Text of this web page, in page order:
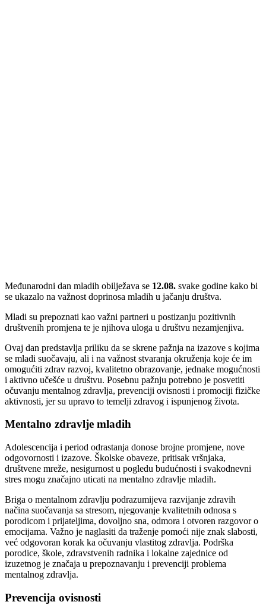
Međunarodni dan mladih obilježava se 12.08. svake godine kako bi
se ukazalo na važnost doprinosa mladih u jačanju društva.
Mladi su prepoznati kao važni partneri u postizanju pozitivnih
društvenih promjena te je njihova uloga u društvu nezamjenjiva.
Ovaj dan predstavlja priliku da se skrene pažnja na izazove s kojima
se mladi suočavaju, ali i na važnost stvaranja okruženja koje će im
omogućiti zdrav razvoj, kvalitetno obrazovanje, jednake mogućnosti
i aktivno učešće u društvu. Posebnu pažnju potrebno je posvetiti
očuvanju mentalnog zdravlja, prevenciji ovisnosti i promociji fizičke
aktivnosti, jer su upravo to temelji zdravog i ispunjenog života.
Mentalno zdravlje mladih
Adolescencija i period odrastanja donose brojne promjene, nove
odgovornosti i izazove. Školske obaveze, pritisak vršnjaka,
društvene mreže, nesigurnost u pogledu budućnosti i svakodnevni
stres mogu značajno uticati na mentalno zdravlje mladih.
Briga o mentalnom zdravlju podrazumijeva razvijanje zdravih
načina suočavanja sa stresom, njegovanje kvalitetnih odnosa s
porodicom i prijateljima, dovoljno sna, odmora i otvoren razgovor o
emocijama. Važno je naglasiti da traženje pomoći nije znak slabosti,
već odgovoran korak ka očuvanju vlastitog zdravlja. Podrška
porodice, škole, zdravstvenih radnika i lokalne zajednice od
izuzetnog je značaja u prepoznavanju i prevenciji problema
mentalnog zdravlja.
Prevencija ovisnosti